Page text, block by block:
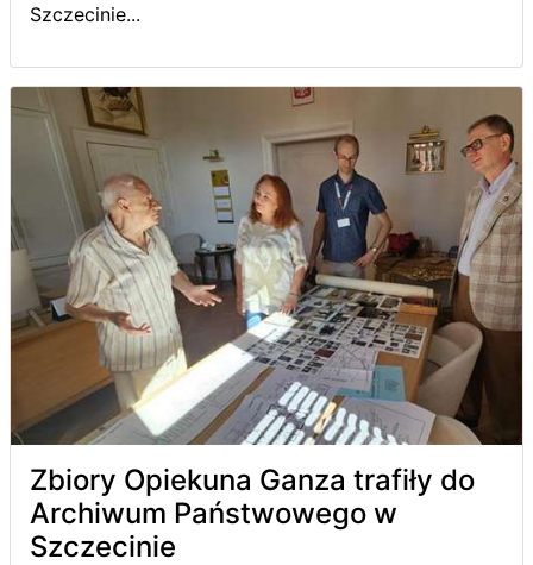
Szczecinie...
Zbiory Opiekuna Ganza trafiły do
Archiwum Państwowego w
Szczecinie